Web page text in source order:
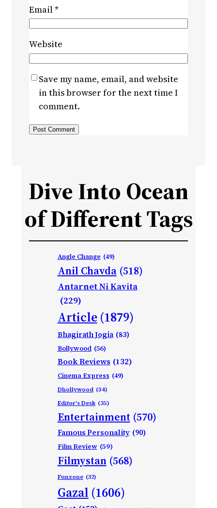
Email*
Website
Save my name, email, and website
in this browser for the next time I
comment.
Dive Into Ocean
of Different Tags
Angle Change (49)
Anil Chavda (518)
Antarnet Ni Kavita
(229)
Article (1879)
Bhagirath Jogia (83)
Bollywood (56)
Book Reviews (132)
Cinema Express (49)
Dhollywood (34)
Editor's Desk (35)
Entertainment (570)
Famous Personality (90)
Film Review (59)
Filmystan (568)
Funzone (32)
Gazal (1606)